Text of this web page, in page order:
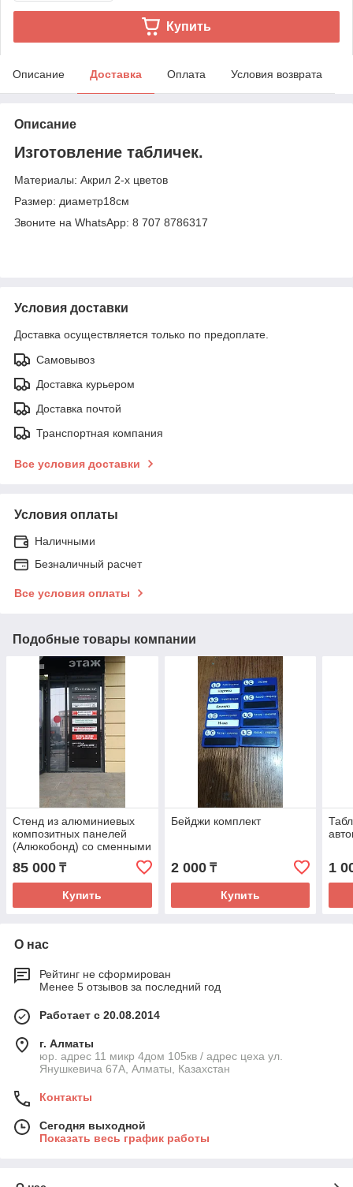
Купить
Описание Доставка Оплата Условия возврата
Описание
Изготовление табличек.
Материалы: Акрил 2-х цветов
Размер: диаметр18см
Звоните на WhatsApp: 8 707 8786317
Условия доставки
Доставка осуществляется только по предоплате.
Самовывоз
Доставка курьером
Доставка почтой
Транспортная компания
Все условия доставки
Условия оплаты
Наличными
Безналичный расчет
Все условия оплаты
Подобные товары компании
Стенд из алюминиевых
композитных панелей
(Алюкобонд) со сменными
табличками (размер
0,8х2,1м)
85 000 ₸
Купить
Бейджи комплект
2 000₸
Купить
1
О нас
Рейтинг не сформирован
Менее 5 отзывов за последний год
Работает с 20.08.2014
г. Алматы
юр. адрес 11 микр 4дом 105кв / адрес цеха ул.
Янушкевича 67А, Алматы, Казахстан
Контакты
Сегодня выходной
Показать весь график работы